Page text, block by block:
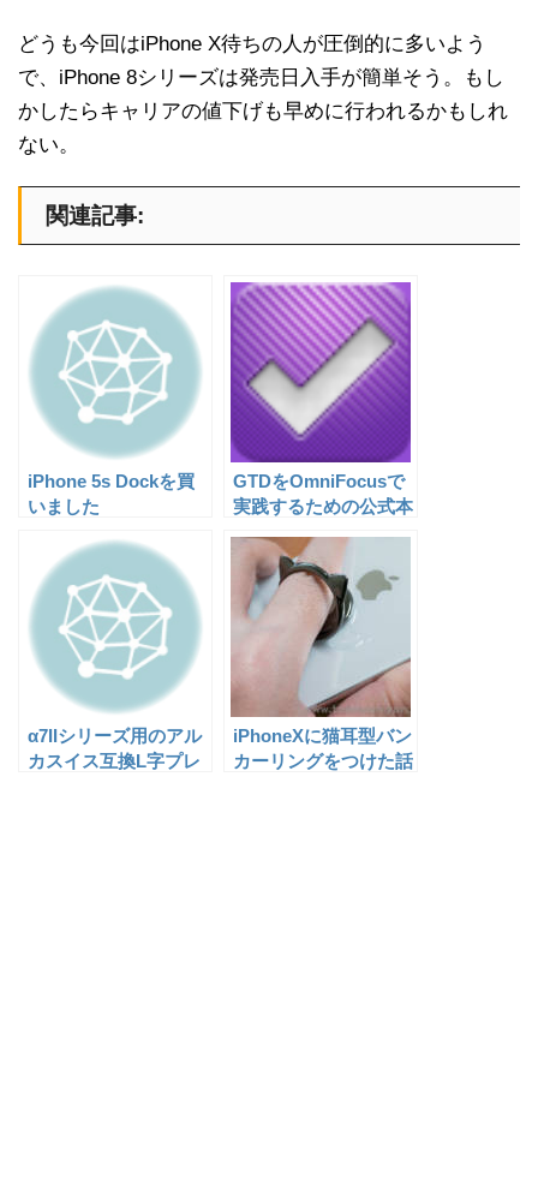
どうも今回はiPhone X待ちの人が圧倒的に多いよう
で、iPhone 8シリーズは発売日入手が簡単そう。もし
かしたらキャリアの値下げも早めに行われるかもしれ
ない。
関連記事:
iPhone 5s Dockを買
いました
GTDをOmniFocusで
実践するための公式本
α7IIシリーズ用のアル
カスイス互換L字プレ
iPhoneXに猫耳型バン
カーリングをつけた話